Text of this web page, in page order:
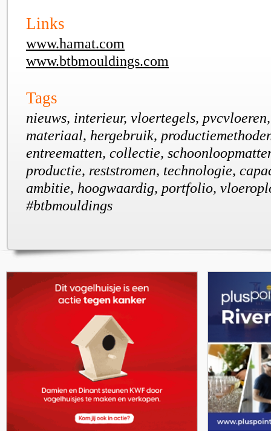
Links
www.hamat.com
www.btbmouldings.com
Tags
nieuws, interieur, vloertegels,
materiaal, hergebruik,
entreematten, collectie,
productie, reststromen, technologie,
ambitie, hoogwaardig, portfolio,
#btbmouldings